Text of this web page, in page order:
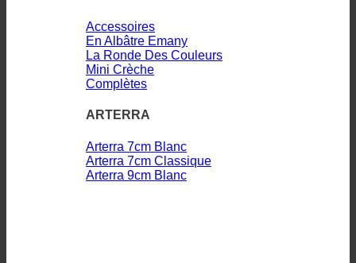
Accessoires
En Albâtre Emany
La Ronde Des Couleurs
Mini Crèche
Complètes
ARTERRA
Arterra 7cm Blanc
Arterra 7cm Classique
Arterra 9cm Blanc